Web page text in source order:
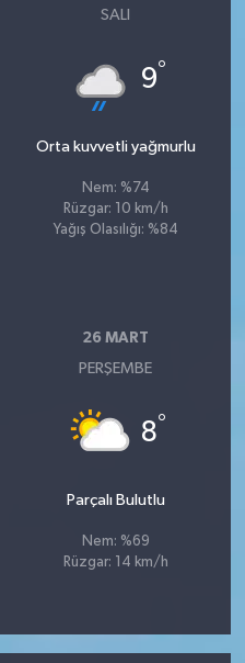
SALI
9°
Orta kuvvetli yağmurlu
Nem: %74
Rüzgar: 10 km/h
Yağış Olasılığı: %84
26 MART
PERŞEMBE
8°
Parçalı Bulutlu
Nem: %69
Rüzgar: 14 km/h